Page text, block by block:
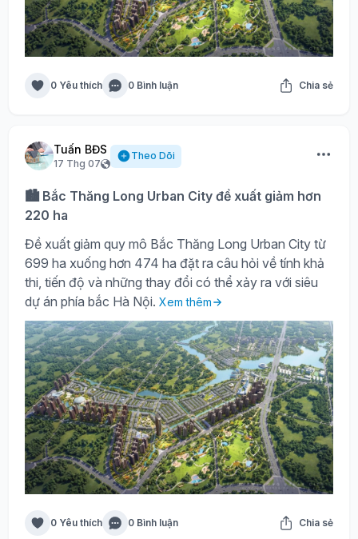
0 Yêu thích 0 Bình luận Chia sẻ
Tuấn BĐS
17 Thg 07
Theo Dõi
🏙️ Bắc Thăng Long Urban City đề xuất giảm hơn
220 ha
Đề xuất giảm quy mô Bắc Thăng Long Urban City từ
699 ha xuống hơn 474 ha đặt ra câu hỏi về tính khả
thi, tiến độ và những thay đổi có thể xảy ra với siêu
dự án phía bắc Hà Nội. Xem thêm
0 Yêu thích 0 Bình luận Chia sẻ